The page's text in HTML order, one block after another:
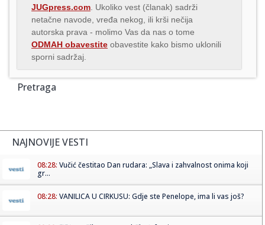
JUGpress.com . Ukoliko vest (članak) sadrži
netačne navode, vređa nekog, ili krši nečija
autorska prava - molimo Vas da nas o tome
ODMAH obavestite obavestite kako bismo uklonili
sporni sadržaj.
Pretraga
NAJNOVIJE VESTI
08:28: Vučić čestitao Dan rudara: „Slava i zahvalnost onima koji
gr...
08:28: VANILICA U CIRKUSU: Gdje ste Penelope, ima li vas još?